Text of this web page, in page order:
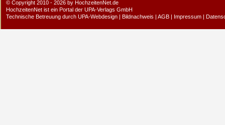
© Copyright 2010 - 2026 by HochzeitenNet.de
HochzeitenNet ist ein Portal der UPA-Verlags GmbH
Technische Betreuung durch UPA-Webdesign | Bildnachweis | AGB | Impressum |